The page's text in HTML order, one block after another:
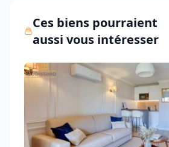
Ces biens pourraient
aussi vous intéresser